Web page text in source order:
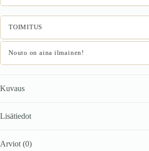
TOIMITUS
Nouto on aina ilmainen!
Kuvaus
Lisätiedot
Arviot (0)